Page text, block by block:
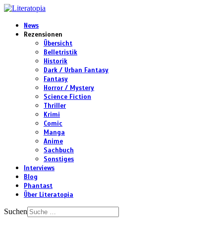
News
Rezensionen
Übersicht
Belletristik
Historik
Dark / Urban Fantasy
Fantasy
Horror / Mystery
Science Fiction
Thriller
Krimi
Comic
Manga
Anime
Sachbuch
Sonstiges
Interviews
Blog
Phantast
Über Literatopia
Suchen